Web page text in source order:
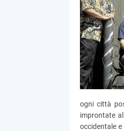
ogni città
improntate
occidentale